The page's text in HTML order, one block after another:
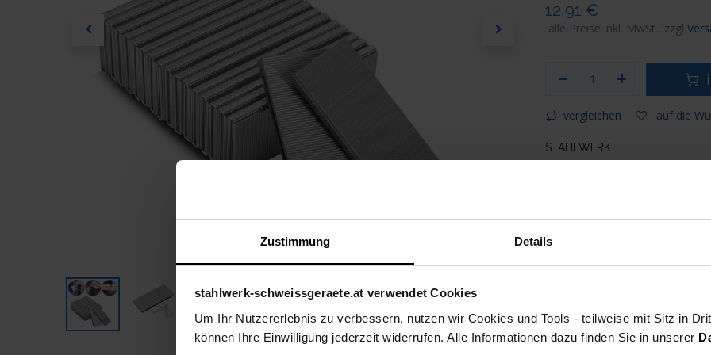
Zustimmung Details
stahlwerk-schweissgeraete.at verwendet Cookies
Um Ihr Nutzererlebnis zu verbessern, nutzen wir Cookies und Tools - teilweise mit Sitz in
können Ihre Einwilligung jederzeit widerrufen. Alle Informationen dazu finden Sie in unserer
12,91 €
alle Preise inkl. MwSt., zzgl
vergleichen auf die
STAHLWERK